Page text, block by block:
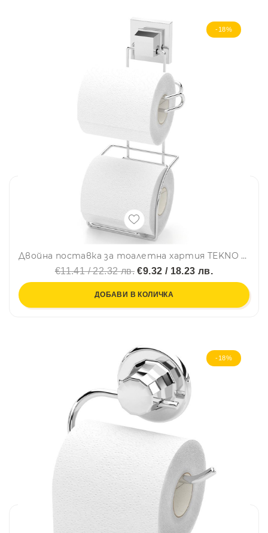
-18%
Двойна поставка за тоалетна хартия TEKNO TEL EF 282, 13х14х29 см, Двойно залепване, Хром
€11.41 / 22.32 лв. €9.32 / 18.23 лв.
ДОБАВИ В КОЛИЧКА
-18%